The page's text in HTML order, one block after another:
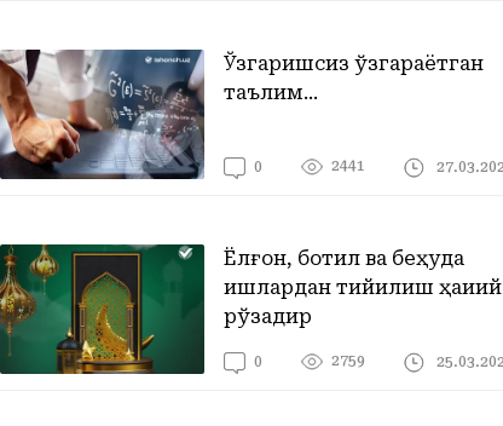
Ўзгаришсиз ўзгараётган
таълим...
0 2441
Ёлғон, ботил ва беҳуда
ишлардан тийилиш ҳақиқий
рўзадир
0 2759